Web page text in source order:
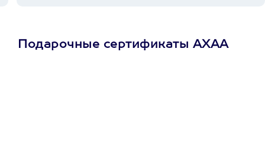
Подарочные сертификаты АХАА